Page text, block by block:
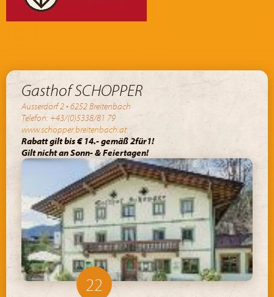
Gasthof SCHOPPER
Ausserdorf 2 • 6252 Breitenbach
Telefon: +43/(0)5338/81 79
www.schopper.breitenbach.at
Rabatt gilt bis € 14.- gemäß 2für1!
Gilt nicht an Sonn- & Feiertagen!
22